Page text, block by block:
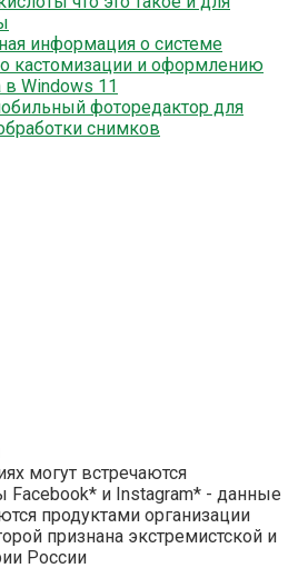
информация о системе
кастомизации и оформлению
в Windows 11
фоторедактор для
снимков
могут встречаются
Facebook* и Instagram* - данные
продуктами организации
признана экстремистской и
России